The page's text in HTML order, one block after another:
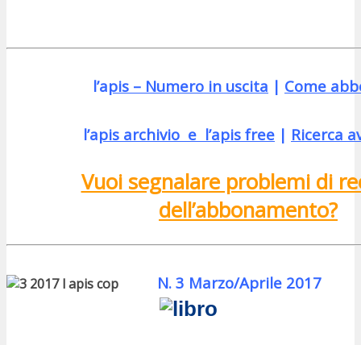
l’apis – Numero in uscita | Come
l’apis archivio e l’apis free | Ricerca
Vuoi segnalare problemi di
dell’abbonamento?
N. 3 Marzo/Aprile 2017